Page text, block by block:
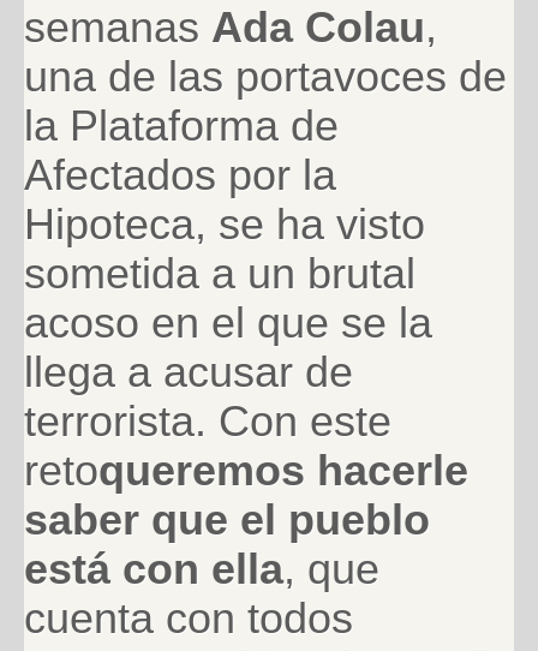
semanas Ada Colau,
una de las portavoces de
la Plataforma de
Afectados por la
Hipoteca, se ha visto
sometida a un brutal
acoso en el que se la
llega a acusar de
terrorista. Con este
retoqueremos hacerle
saber que el pueblo
está con ella, que
cuenta con todos